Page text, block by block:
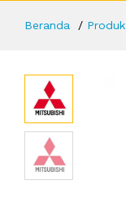
Beranda Produk